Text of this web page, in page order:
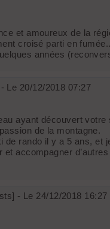
et amoureux de la
croisé parti en
années
Le 20/12/2018 07:27
ayant découvert votre
de la montagne.
de rando il y a 5 ans, et
et accompagner
- Le 24/12/2018 16:27